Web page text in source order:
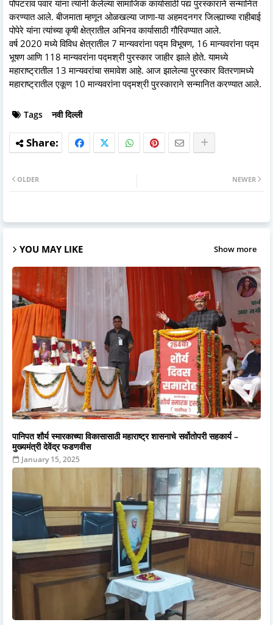
पोपटराव पवार यांना त्यांनी केलेल्या सामाजिक कार्यासाठी पद्य पुरस्काराने सन्मानित
करण्यात आले. बीजमाता म्हणून ओळखल्या जाणा-या अहमदनगर जिल्ह्याच्या राहीबाई
पोपेरे यांना त्यांच्या कृषी क्षेत्रातील अभिनव कार्यासाठी गौरिवण्यात आले.
वर्ष 2020 मध्ये विविध क्षेत्रातील 7 मान्यवरांना पद्म विभूषण, 16 मान्यवरांना पद्म
भूषण आणि 118 मान्यवरांना पद्मश्री पुरस्कार जाहीर झाले होते. यामध्ये
महाराष्ट्रातील 13 मान्यवरांचा समावेश आहे. आज झालेल्या पुरस्कार वितरणामध्ये
महाराष्ट्रातील एकूण 10 मान्यवरांना पद्मश्री पुरस्काराने सन्मानित करण्यात आले.
Tags नवी दिल्ली
NEWER
OLDER
YOU MAY LIKE Show more
पानिपत शौर्य स्मारकाच्या विकासासाठी महाराष्ट्र शासनाचे सर्वोतोपरी सहकार्य –
मुख्यमंत्री देवेंद्र फडणवीस
January 15, 2025